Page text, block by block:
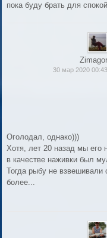
пока буду брать для
Zimagor
30 мар 2020 00:43
Оголодал, однако)))
Хотя, лет 20 назад мы его
в качестве наживки был
Тогда рыбу не
более...